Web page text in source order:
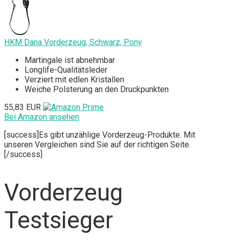
HKM Dana Vorderzeug, Schwarz, Pony
Martingale ist abnehmbar
Longlife-Qualitätsleder
Verziert mit edlen Kristallen
Weiche Polsterung an den Druckpunkten
55,83 EUR
Bei Amazon ansehen
[success]Es gibt unzählige Vorderzeug-Produkte. Mit
unseren Vergleichen sind Sie auf der richtigen Seite.
[/success]
Vorderzeug
Testsieger